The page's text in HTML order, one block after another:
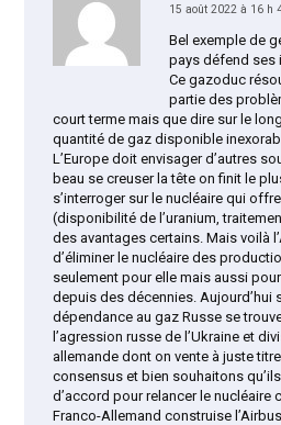
15 août 2022 à 16 h
Bel exemple de
pays défend ses
Ce gazoduc
partie des
court terme mais que dire sur le
quantité de gaz disponible
L’Europe doit envisager d’autres
beau se creuser la tête on finit le
s’interroger sur le nucléaire qui
(disponibilité de l’uranium,
des avantages certains. Mais voilà
d’éliminer le nucléaire des
seulement pour elle mais aussi
depuis des décennies.
dépendance au gaz Russe se
l’agression russe de l’Ukraine et
allemande dont on vente à juste
consensus et bien souhaitons
d’accord pour relancer le nucléaire
Franco-Allemand construise